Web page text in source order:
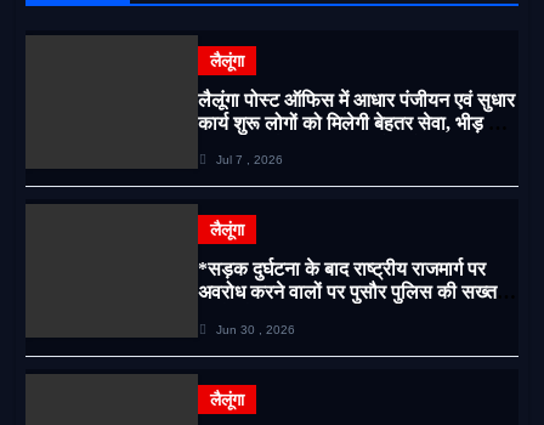
लैलूंगा
लैलूंगा पोस्ट ऑफिस में आधार पंजीयन एवं सुधार
कार्य शुरू लोगों को मिलेगी बेहतर सेवा, भीड़ से
Jul 7 , 2026
लैलूंगा
*सड़क दुर्घटना के बाद राष्ट्रीय राजमार्ग पर
अवरोध करने वालों पर पुसौर पुलिस की सख्त
Jun 30 , 2026
लैलूंगा